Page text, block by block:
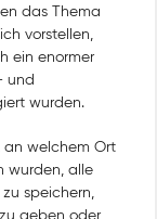
das Thema
vorstellen,
ein enormer
und
wurden.
an welchem Ort
wurden, alle
speichern,